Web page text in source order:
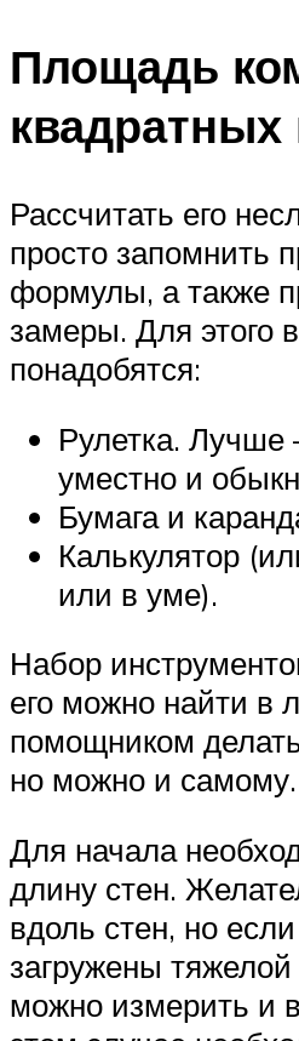
Площадь
квадратных
Рассчитать его
просто запомнить
формулы, а также
замеры. Для этого
понадобятся:
Рулетка.
уместно и
Бумага и
Калькулятор
или в уме).
Набор
его можно найти
помощником
но можно и самому.
Для начала
длину стен.
вдоль стен, но
загружены
можно измерить и